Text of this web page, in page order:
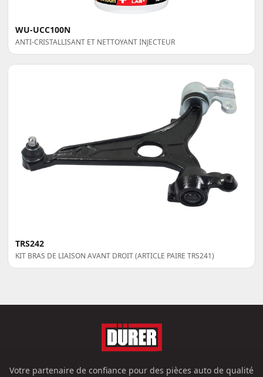
WU-UCC100N
ANTI-CRISTALLISANT ET NETTOYANT INJECTEUR
TRS242
KIT BRAS DE LIAISON AVANT DROIT (ARTICLE PAIRE TRS241)
Votre partenaire de confiance pour des pièces auto de qualité